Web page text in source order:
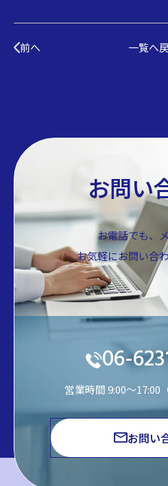
前へ 一覧へ
お問い
お電話でも、
お気軽にお問い合
06-
営業時間 9:00～17:00
お問い